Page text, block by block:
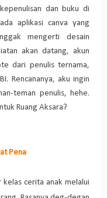
dan buku di
aplikasi canva yang
mengerti desain
akan datang, akun
dari penulis ternama,
Rencananya, aku ingin
teman penulis, hehe.
Ruang Aksara?
Pena
kelas cerita anak melalui